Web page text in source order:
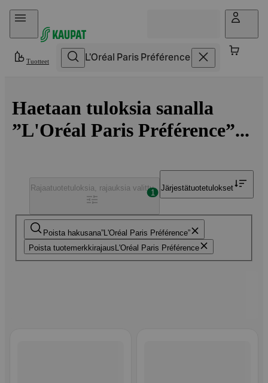
Hyppää sisältöön
Tuotteet
Haetaan tuloksia sanalla
”L'Oréal Paris Préférence”...
Poista hakusana L'Oréal Paris Préférence
Poista tuotemerkkirajaus L'Oréal Paris Préférence
Rajaatuotetuloksia, rajauksia valittu
1
Järjestätuotetulokset